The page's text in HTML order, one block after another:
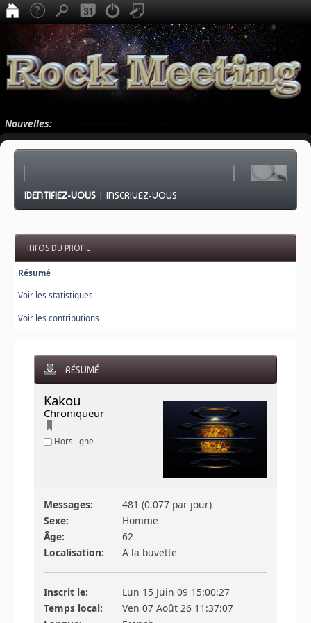
Nouvelles:
IDENTIFIEZ-VOUS |INSCRIVEZ-VOUS
INFOS DU PROFIL
Résumé
Voir les statistiques
Voir les contributions
RÉSUMÉ
Kakou
Chroniqueur
Hors ligne
Messages:
481 (0.077 par jour)
Sexe:
Homme
Âge:
62
Localisation:
A la buvette
Inscrit le:
Lun 15 Juin 09 15:00:27
Temps local:
Ven 07 Août 26 11:37:07